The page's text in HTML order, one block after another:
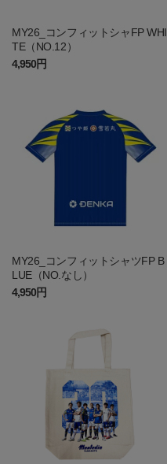
MY26_コンフィットシャFP WHI
TE（NO.12）
4,950円
MY26_コンフィットシャツFP B
LUE（NO.なし）
4,950円